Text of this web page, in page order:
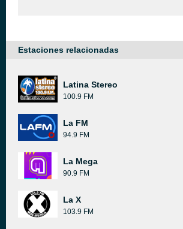
Estaciones relacionadas
Latina Stereo
100.9 FM
La FM
94.9 FM
La Mega
90.9 FM
La X
103.9 FM